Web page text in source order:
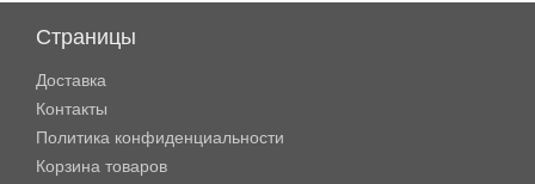
Страницы
Доставка
Контакты
Политика конфиденциальности
Корзина товаров